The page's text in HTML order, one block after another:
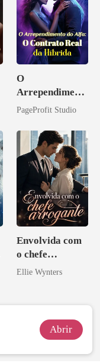
O
Arrependiment
o do Alfa: O
da Híbrida
PageProfit Studio
Envolvida com
o chefe
arrogante
Ellie Wynters
Abrir